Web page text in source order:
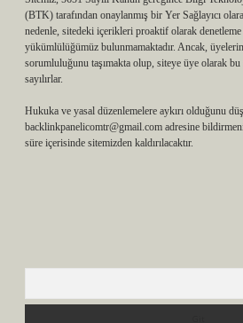
(BTK) tarafından onaylanmış bir Yer Sağlayıcı
nedenle, sitedeki içerikleri proaktif olarak denetleme
yükümlülüğümüz bulunmamaktadır. Ancak,
sorumluluğunu taşımakta olup, siteye üye olarak
sayılırlar.
Hukuka ve yasal düzenlemelere aykırı olduğunu
backlinkpanelicomtr@gmail.com adresine
süre içerisinde sitemizden kaldırılacaktır.